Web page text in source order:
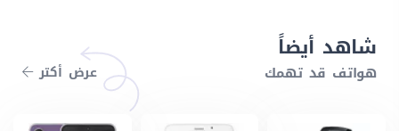
شاهد أيضاً
هواتف قد تهمك عرض أكتر